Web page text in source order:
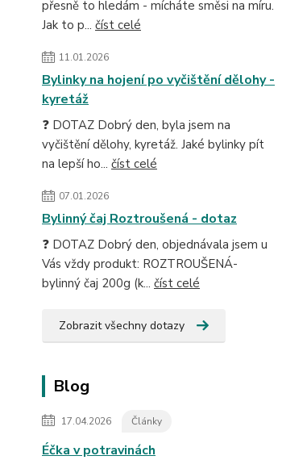
přesně to hledám - mícháte směsi na míru.
Jak to p... číst celé
11.01.2026
Bylinky na hojení po vyčištění dělohy -
kyretáž
❓ DOTAZ Dobrý den, byla jsem na
vyčištění dělohy, kyretáž. Jaké bylinky pít
na lepší ho... číst celé
07.01.2026
Bylinný čaj Roztroušená - dotaz
❓ DOTAZ Dobrý den, objednávala jsem u
Vás vždy produkt: ROZTROUŠENÁ-
bylinný čaj 200g (k... číst celé
Zobrazit všechny dotazy
Blog
17.04.2026 Články
Éčka v potravinách